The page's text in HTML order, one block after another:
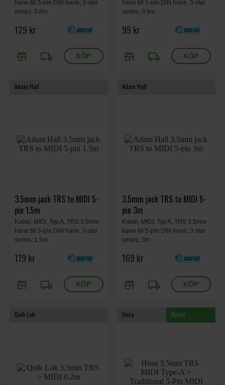
hane till 5-pin DIN hane, 3-star
series, 0.6m
129 kr
store local_shipping
hane till 5-pin DIN hane, 3-star
series, 0.9m
99 kr
store local_shipping
Adam Hall
3.5mm jack TRS to MIDI 5-
pin 1.5m
Kabel, MIDI, Typ A, TRS 3.5mm
hane till 5-pin DIN hane, 3-star
series, 1.5m
119 kr
store local_shipping
Adam Hall
3.5mm jack TRS to MIDI 5-
pin 3m
Kabel, MIDI, Typ A, TRS 3.5mm
hane till 5-pin DIN hane, 3-star
series, 3m
169 kr
store local_shipping
Quik Lok Hosa Nyhet